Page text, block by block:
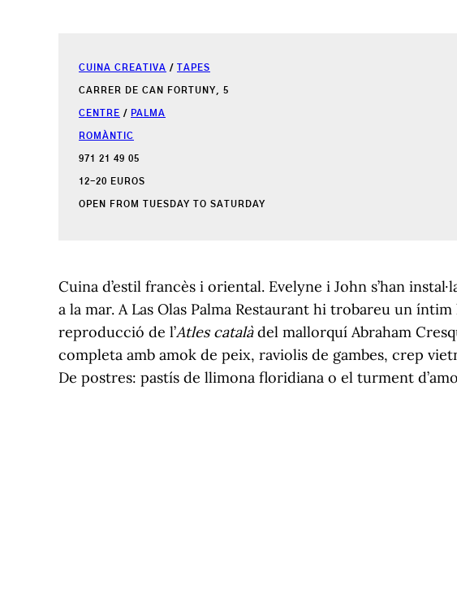
CUINA CREATIVA / TAPES
CARRER DE CAN FORTUNY, 5
CENTRE / PALMA
ROMÀNTIC
971 21 49 05
12-20 EUROS
OPEN FROM TUESDAY TO SATURDAY
Cuina d’estil francès i oriental. Evelyne i John s’han
a la mar. A Las Olas Palma Restaurant hi trobareu un
reproducció de l’Atles catalàdel mallorquí Abraham
completa amb amok de peix, raviolis de gambes, crep
De postres: pastís de llimona floridiana o el turment